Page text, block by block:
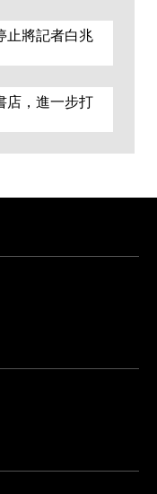
止將記者白兆
店，進一步打